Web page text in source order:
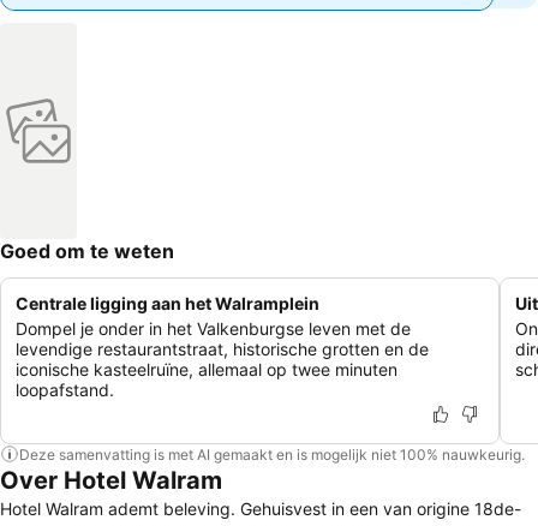
Goed om te weten
Centrale ligging aan het Walramplein
Dompel je onder in het Valkenburgse leven met de
levendige restaurantstraat, historische grotten en de
iconische kasteelruïne, allemaal op twee minuten
loopafstand.
Deze samenvatting is met AI gemaakt en is mogelijk niet 100% nauwkeurig.
Over Hotel Walram
Hotel Walram ademt beleving. Gehuisvest in een van origine 18de-